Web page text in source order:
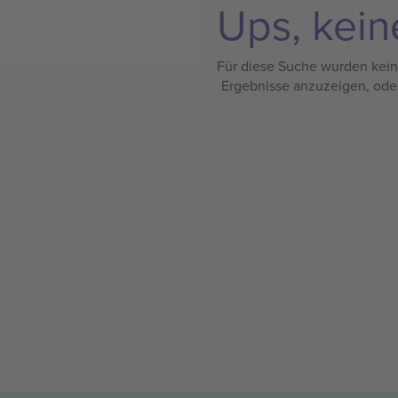
Ups,
Für diese Suche wurden
Ergebnisse anzuzeigen,